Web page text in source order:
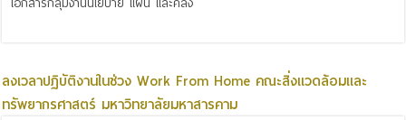
ลงเวลาปฏิบัติงานในช่วง Work From Home คณะสิ่งแวดล้อมและ
ทรัพยากรศาสตร์ มหาวิทยาลัยมหาสารคาม